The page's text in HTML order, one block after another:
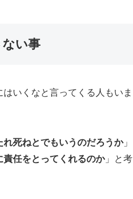
い事
いくなと言ってくる人もいま
死ねとでもいうのだろうか」
任をとってくれるのか」と考